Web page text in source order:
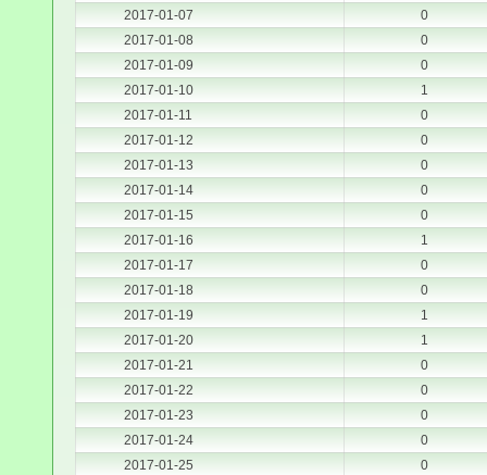
2017-01-07
0
2017-01-08
0
2017-01-09
0
2017-01-10
1
2017-01-11
0
2017-01-12
0
2017-01-13
0
2017-01-14
0
2017-01-15
0
2017-01-16
1
2017-01-17
0
2017-01-18
0
2017-01-19
1
2017-01-20
1
2017-01-21
0
2017-01-22
0
2017-01-23
0
2017-01-24
0
2017-01-25
0